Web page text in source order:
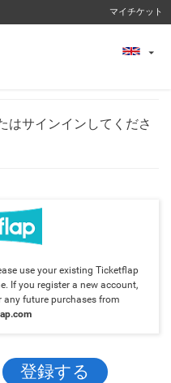
マイチケット
過去のイベント
はサインインしてくださ
use your existing Ticketflap
If you register a new account,
future purchases from
登録する